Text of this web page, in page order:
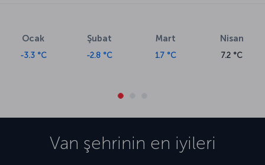
Ocak
-3.3 °C
Şubat
-2.8 °C
Mart
1.7 °C
Nisan
7.2 °C
Van şehrinin en iyileri